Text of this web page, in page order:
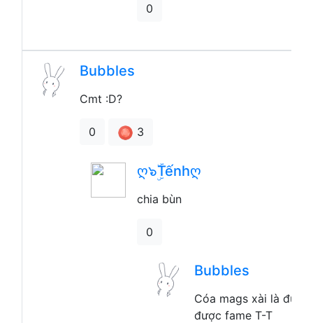
0
Bubbles
Cmt :D?
0 3
ღ๖ۣۜTếnhღ
chia bùn
0
Bubbles
Cóa mags xài là
được fame T-T